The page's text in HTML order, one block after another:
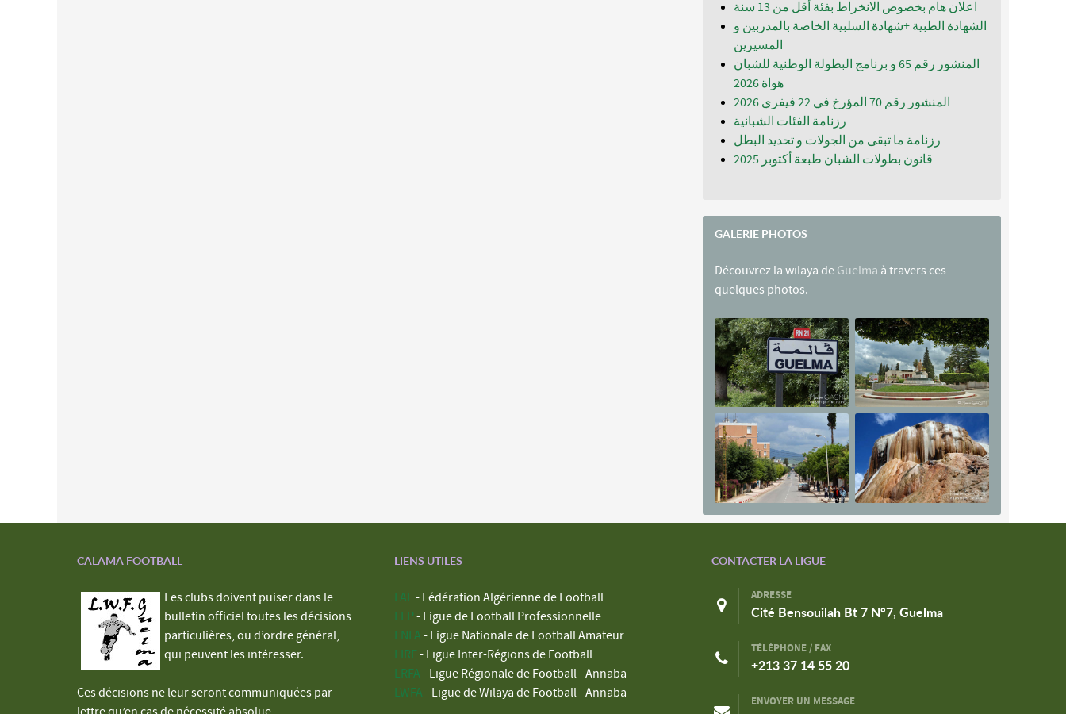
اعلان هام بخصوص الانخراط بفئة أقل من 13 سنة
الشهادة الطبية +شهادة السلبية الخاصة بالمدربين و
المسيرين
المنشور رقم 65 و برنامج البطولة الوطنية للشبان
المنشور رقم 70 المؤرخ في 22 فيفري 2026
رزنامة الفئات الشبانية
رزنامة ما تبقى من الجولات و تحديد البطل
قانون بطولات الشبان طبعة أكتوبر 2025
GALERIE PHOTOS
Découvrez la wilaya de Guelma à travers ces
quelques photos.
CALAMA FOOTBALL
Les clubs doivent puiser dans le
bulletin officiel toutes les décisions
particulières, ou d’ordre général,
qui peuvent les intéresser.
Ces décisions ne leur seront communiquées par
LIENS UTILES
FAF - Fédération Algérienne de Football
LFP - Ligue de Football Professionnelle
LNFA - Ligue Nationale de Football Amateur
LIRF - Ligue Inter-Régions de Football
LRFA - Ligue Régionale de Football - Annaba
LWFA - Ligue de Wilaya de Football - Annaba
CONTACTER LA LIGUE
ADRESSE
Cité Bensouilah Bt 7 N°7, Guelma
TÉLÉPHONE / FAX
+213 37 14 55 20
ENVOYER UN MESSAGE